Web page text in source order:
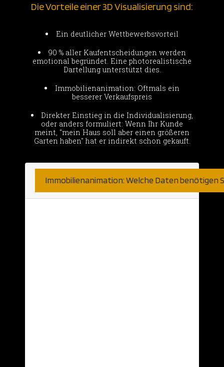
Die Vorteile einer 3D Visualisierung sind:
Ein deutlicher Wettbewerbsvorteil
90 % aller Kaufentscheidungen werden
emotional begründet. Eine photorealistische
Dartellung unterstützt dies.
Immobilienanimation: Oftmals ein
besserer Verkaufspreis
Direkter Einstieg in die Individualisierung,
oder anders formuliert: Wenn Ihr Kunde
meint, "mein Haus soll aber einen größeren
Garten haben" hat er indirekt schon gekauft.
Immobilienanimation: Welche Daten benötigen